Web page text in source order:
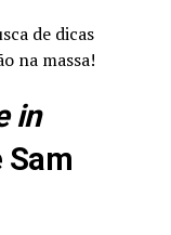
de dicas
na massa!
in
Sam